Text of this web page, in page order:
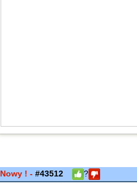
Nowy ! -#43512 ?